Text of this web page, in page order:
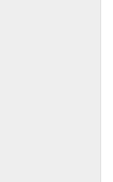
en serre